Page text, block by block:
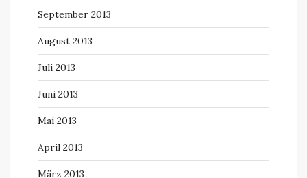
September 2013
August 2013
Juli 2013
Juni 2013
Mai 2013
April 2013
März 2013